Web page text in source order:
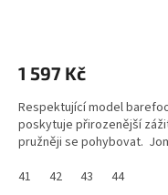
1 597 Kč
Respektující model
poskytuje přirozenější
pružněji se pohybovat.
41
42 43 44